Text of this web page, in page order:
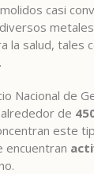
casi
la salud, tales
Nacional de
de
este
encuentran